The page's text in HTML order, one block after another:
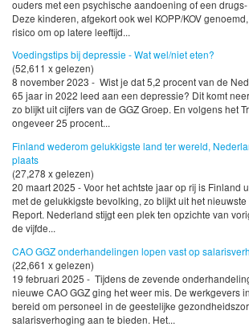
ouders met een psychische aandoening of een
Deze kinderen, afgekort ook wel KOPP/KOV
risico om op latere leeftijd...
Voedingstips bij depressie - Wat wel/niet eten?
(52,611 x gelezen)
8 november 2023 - Wist je dat 5,2 procent van de
65 jaar in 2022 leed aan een depressie? Dit komt
zo blijkt uit cijfers van de GGZ Groep. En volgens het
ongeveer 25 procent...
Finland wederom gelukkigste land ter wereld,
plaats
(27,278 x gelezen)
20 maart 2025 - Voor het achtste jaar op rij is Finland
met de gelukkigste bevolking, zo blijkt uit het
Report. Nederland stijgt een plek ten opzichte van
de vijfde...
CAO GGZ onderhandelingen lopen vast op
(22,661 x gelezen)
19 februari 2025 - Tijdens de zevende
nieuwe CAO GGZ ging het weer mis. De werkgevers
bereid om personeel in de geestelijke
salarisverhoging aan te bieden. Het...